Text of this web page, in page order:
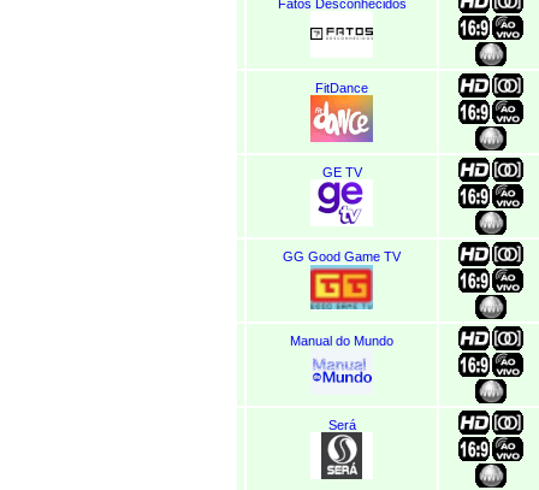
Fatos Desconhecidos
FitDance
GE TV
GG Good Game TV
Manual do Mundo
Será